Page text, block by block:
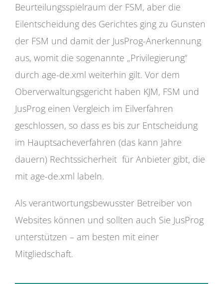
Beurteilungsspielraum der FSM, aber die
Eilentscheidung des Gerichtes ging zu Gunsten
der FSM und damit der JusProg-Anerkennung
aus, womit die sogenannte „Privilegierung“
durch age-de.xml weiterhin gilt. Vor dem
Oberverwaltungsgericht haben KJM, FSM und
JusProg einen Vergleich im Eilverfahren
geschlossen, so dass es bis zur Entscheidung
im Hauptsacheverfahren (das kann Jahre
dauern) Rechtssicherheit für Anbieter gibt, die
mit age-de.xml labeln.
Als verantwortungsbewusster Betreiber von
Websites können und sollten auch Sie JusProg
unterstützen – am besten mit einer
Mitgliedschaft.